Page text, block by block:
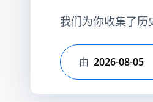
我们为你收集了历
选择开始日期
由